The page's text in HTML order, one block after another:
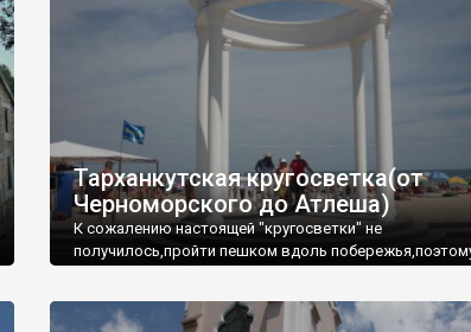
Тарханкутская кругосветка(от
Черноморского до Атлеша)
К сожалению настоящей "кругосветки" не
получилось,пройти пешком вдоль